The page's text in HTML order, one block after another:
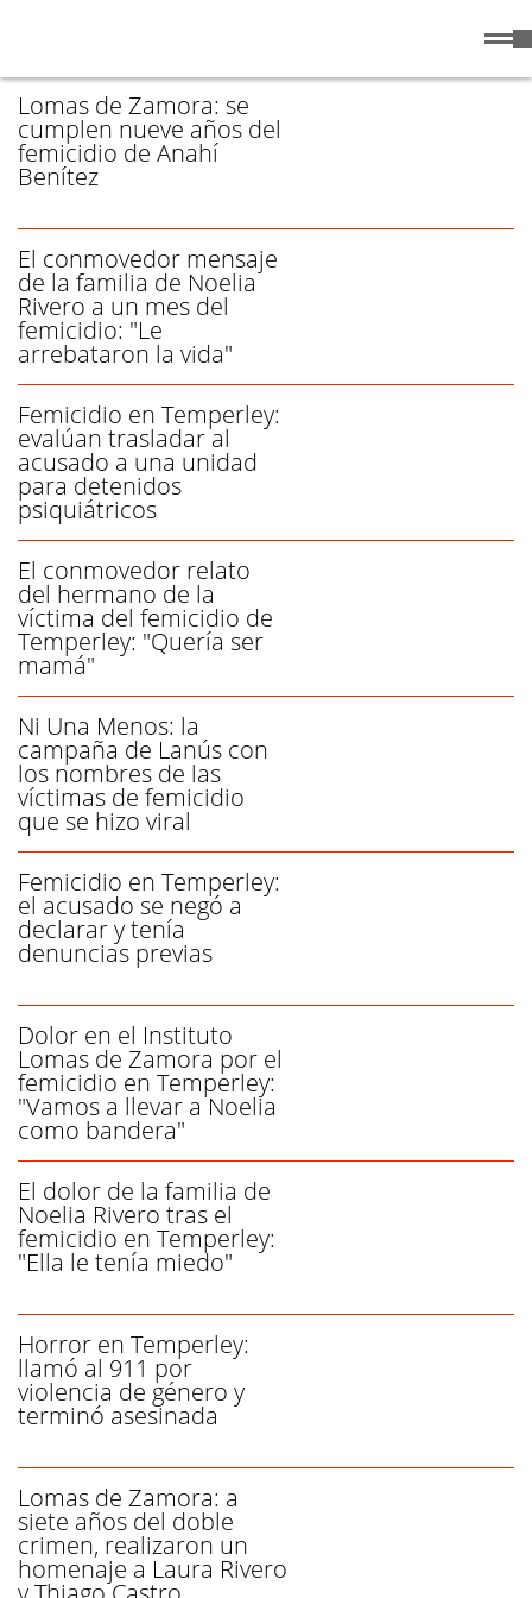
Lomas de Zamora: se
cumplen nueve años del
femicidio de Anahí
Benítez
El conmovedor mensaje
de la familia de Noelia
Rivero a un mes del
femicidio: "Le
arrebataron la vida"
Femicidio en Temperley:
evalúan trasladar al
acusado a una unidad
para detenidos
psiquiátricos
El conmovedor relato
del hermano de la
víctima del femicidio de
Temperley: "Quería ser
mamá"
Ni Una Menos: la
campaña de Lanús con
los nombres de las
víctimas de femicidio
que se hizo viral
Femicidio en Temperley:
el acusado se negó a
declarar y tenía
denuncias previas
Dolor en el Instituto
Lomas de Zamora por el
femicidio en Temperley:
"Vamos a llevar a Noelia
como bandera"
El dolor de la familia de
Noelia Rivero tras el
femicidio en Temperley:
"Ella le tenía miedo"
Horror en Temperley:
llamó al 911 por
violencia de género y
terminó asesinada
Lomas de Zamora: a
siete años del doble
crimen, realizaron un
homenaje a Laura Rivero